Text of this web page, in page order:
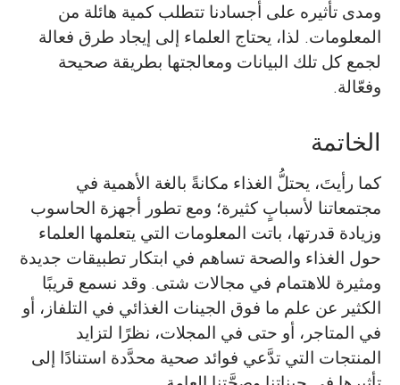
ومدى تأثيره على أجسادنا تتطلب كمية هائلة من
المعلومات. لذا، يحتاج العلماء إلى إيجاد طرق فعالة
لجمع كل تلك البيانات ومعالجتها بطريقة صحيحة
وفعّالة.
الخاتمة
كما رأيتَ، يحتلُّ الغذاء مكانةً بالغة الأهمية في
مجتمعاتنا لأسبابٍ كثيرة؛ ومع تطور أجهزة الحاسوب
وزيادة قدرتها، باتت المعلومات التي يتعلمها العلماء
حول الغذاء والصحة تساهم في ابتكار تطبيقات جديدة
ومثيرة للاهتمام في مجالات شتى. وقد نسمع قريبًا
الكثير عن علم ما فوق الجينات الغذائي في التلفاز، أو
في المتاجر، أو حتى في المجلات، نظرًا لتزايد
المنتجات التي تدَّعي فوائد صحية محدَّدة استنادًا إلى